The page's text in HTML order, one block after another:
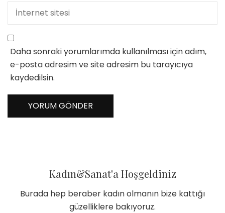
Daha sonraki yorumlarımda kullanılması için adım,
e-posta adresim ve site adresim bu tarayıcıya
kaydedilsin.
Kadın&Sanat'a Hoşgeldiniz
Burada hep beraber kadın olmanın bize kattığı
güzelliklere bakıyoruz.